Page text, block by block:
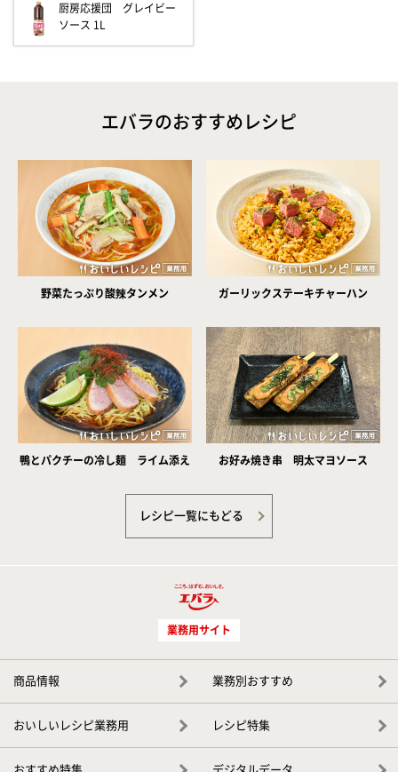
厨房応援団 グレイビー
ソース 1L
エバラのおすすめレシピ
野菜たっぷり酸辣タンメン ガーリックステーキチャーハン
鴨とパクチーの冷し麺 ライム添え お好み焼き串 明太マヨソース
レシピ一覧にもどる
業務用サイト
商品情報 業務別おすすめ
おいしいレシピ業務用 レシピ特集
おすすめ特集 デジタルデータ